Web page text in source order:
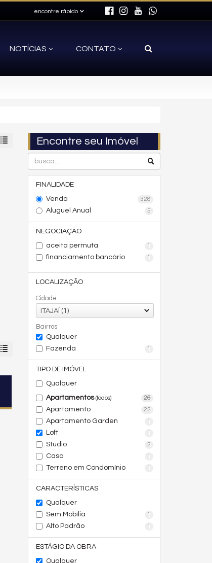
encontre rápido
NOTÍCIAS CONTATO
Encontre seu Imóvel
FINALIDADE
Venda
328
Aluguel Anual 5
NEGOCIAÇÃO
aceita permuta
1
financiamento bancário 1
LOCALIZAÇÃO
Cidade
ITAJAÍ (1)
Bairros
Qualquer
Fazenda
1
TIPO DE IMÓVEL
Qualquer
Apartamentos(todos) 26
Apartamento 22
Apartamento Garden 1
Loft 1
Studio 2
Casa 1
Terreno em Condomínio 1
CARACTERÍSTICAS
Qualquer
Sem Mobília
1
Alto Padrão 1
ESTÁGIO DA OBRA
Qualquer